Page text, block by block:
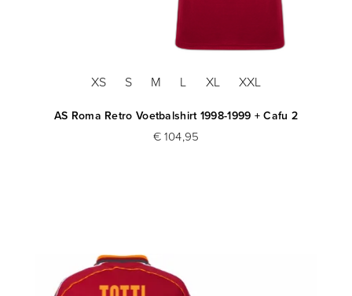
XS S M L XL XXL
AS Roma Retro Voetbalshirt 1998-1999 + Cafu 2
€ 104,95